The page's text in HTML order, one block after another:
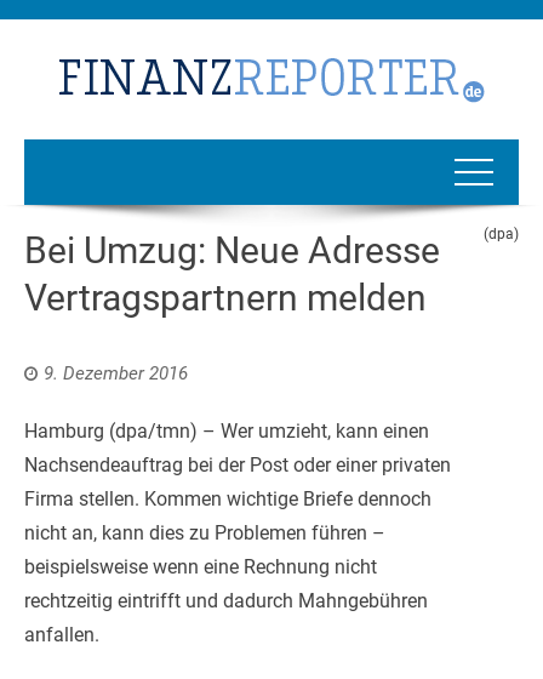
Bei Umzug: Neue Adresse
Vertragspartnern melden
(dpa)
9. Dezember 2016
Hamburg (dpa/tmn) – Wer umzieht, kann einen
Nachsendeauftrag bei der Post oder einer privaten
Firma stellen. Kommen wichtige Briefe dennoch
nicht an, kann dies zu Problemen führen –
beispielsweise wenn eine Rechnung nicht
rechtzeitig eintrifft und dadurch Mahngebühren
anfallen.